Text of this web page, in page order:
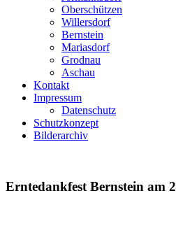
Oberschützen
Willersdorf
Bernstein
Mariasdorf
Grodnau
Aschau
Kontakt
Impressum
Datenschutz
Schutzkonzept
Bilderarchiv
Erntedankfest Bernstein am